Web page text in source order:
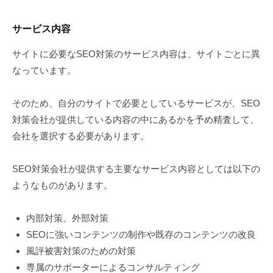
サービス内容
サイトに必要なSEO対策のサービス内容は、サイトごとに異
なっています。
そのため、自分のサイトで必要としているサービスが、SEO
対策会社が提供している内容の中にあるかを予め精査して、
会社を選択する必要があります。
SEO対策会社が提供する主要なサービス内容としては以下の
ようなものがあります。
内部対策、外部対策
SEOに強いコンテンツの制作や既存のコンテンツの改良
風評被害対策のための対策
専属のサポーターによるコンサルティング